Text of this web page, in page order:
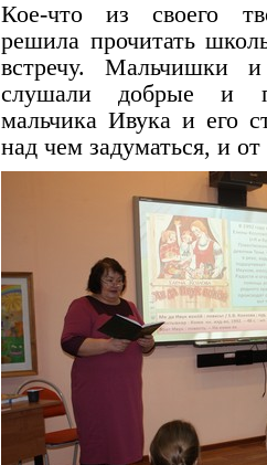
Кое-что из своего
решила прочитать
встречу. Мальчишки
слушали добрые и
мальчика Ивука и его
над чем задуматься, и